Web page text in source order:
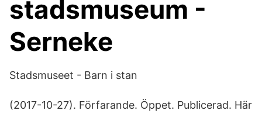
stadsmuseum -
Serneke
Stadsmuseet - Barn i stan
(2017-10-27). Förfarande. Öppet. Publicerad. Här